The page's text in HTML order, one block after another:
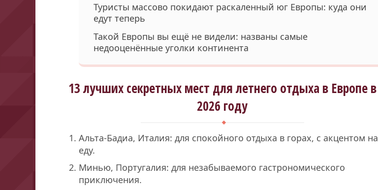
Туристы массово покидают раскаленный юг Европы: куда они
едут теперь
Такой Европы вы ещё не видели: названы самые
недооценённые уголки континента
13 лучших секретных мест для летнего отдыха в Европе в
2026 году
Альта-Бадиа, Италия: для спокойного отдыха в горах, с акцентом на
еду.
Минью, Португалия: для незабываемого гастрономического
приключения.